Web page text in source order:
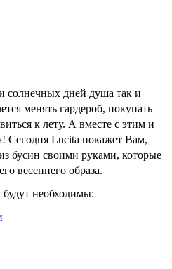
дней душа так и
менять гардероб, покупать
к лету. А вместе с этим и
Сегодня Lucita покажет Вам,
из бусин своими руками, которые
весеннего образа.
необходимы: